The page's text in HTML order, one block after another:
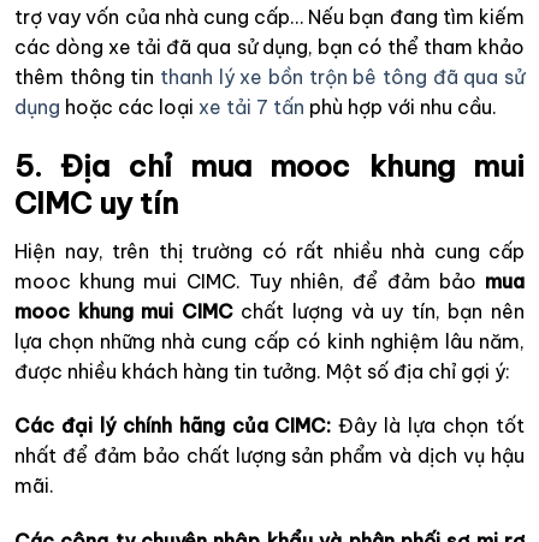
trợ vay vốn của nhà cung cấp… Nếu bạn đang tìm kiếm
các dòng xe tải đã qua sử dụng, bạn có thể tham khảo
thêm thông tin thanh lý xe bồn trộn bê tông đã qua sử
dụng hoặc các loại xe tải 7 tấn phù hợp với nhu cầu.
5. Địa chỉ mua mooc khung mui
CIMC uy tín
Hiện nay, trên thị trường có rất nhiều nhà cung cấp
mooc khung mui CIMC. Tuy nhiên, để đảm bảo mua
mooc khung mui CIMCchất lượng và uy tín, bạn nên
lựa chọn những nhà cung cấp có kinh nghiệm lâu năm,
được nhiều khách hàng tin tưởng. Một số địa chỉ gợi ý:
Các đại lý chính hãng của CIMC: Đây là lựa chọn tốt
nhất để đảm bảo chất lượng sản phẩm và dịch vụ hậu
mãi.